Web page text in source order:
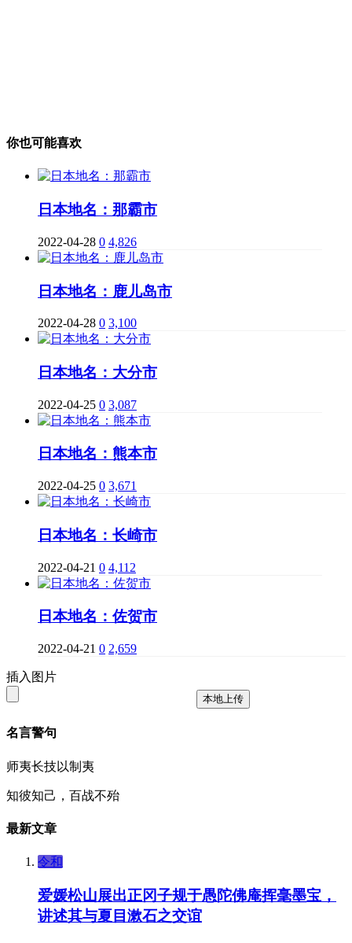
你也可能喜欢
日本地名：那霸市
2022-04-28 0 4,826
日本地名：鹿儿岛市
2022-04-28 0 3,100
日本地名：大分市
2022-04-25 0 3,087
日本地名：熊本市
2022-04-25 0 3,671
日本地名：长崎市
2022-04-21 0 4,112
日本地名：佐贺市
2022-04-21 0 2,659
插入图片
本地上传
名言警句
师夷长技以制夷
知彼知己，百战不殆
最新文章
令和
爱媛松山展出正冈子规于愚陀佛庵挥毫墨宝，
讲述其与夏目漱石之交谊